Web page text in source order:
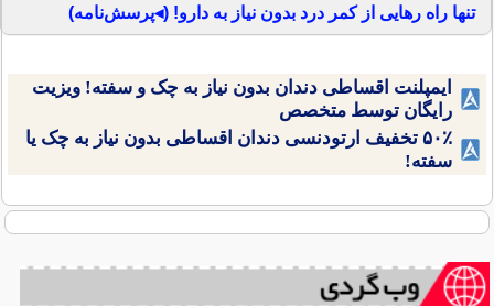
تنها راه رهایی از کمر درد بدون نیاز به دارو! (◂پرسش‌نامه)
ایمپلنت اقساطی دندان بدون نیاز به چک و سفته! ویزیت
رایگان توسط متخصص
۵۰٪ تخفیف ارتودنسی دندان اقساطی بدون نیاز به چک یا
سفته!